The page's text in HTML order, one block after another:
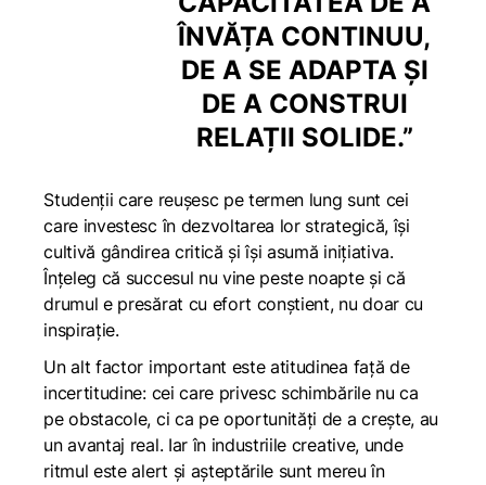
ÎNVĂȚA CONTINUU,
DE A SE ADAPTA ȘI
DE A CONSTRUI
RELAȚII SOLIDE.”
Studenții care reușesc pe termen lung sunt cei
care investesc în dezvoltarea lor strategică, își
cultivă gândirea critică și își asumă inițiativa.
Înțeleg că succesul nu vine peste noapte și că
drumul e presărat cu efort conștient, nu doar cu
inspirație.
Un alt factor important este atitudinea față de
incertitudine: cei care privesc schimbările nu ca
pe obstacole, ci ca pe oportunități de a crește, au
un avantaj real. Iar în industriile creative, unde
ritmul este alert și așteptările sunt mereu în